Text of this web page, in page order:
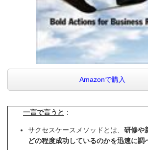
Amazonで購入
一言で言うと ：
サクセスケースメソッドとは、 研修や
どの程度成功しているのかを迅速に調